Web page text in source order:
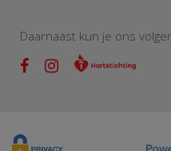
Daarnaast kun je ons